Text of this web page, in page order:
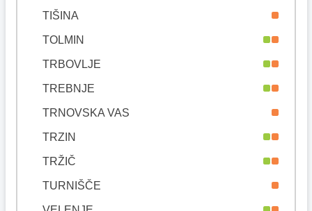
TIŠINA
TOLMIN
TRBOVLJE
TREBNJE
TRNOVSKA VAS
TRZIN
TRŽIČ
TURNIŠČE